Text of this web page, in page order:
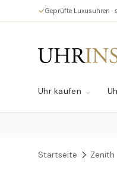
Direkt zum
Geprüfte Luxusuhren ·
Uhr kaufen
Startseite Zenith